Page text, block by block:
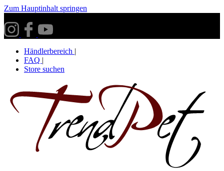
Zum Hauptinhalt springen
Händlerbereich |
FAQ |
Store suchen